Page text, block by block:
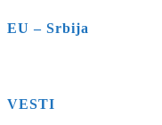
EU – Srbija
VESTI